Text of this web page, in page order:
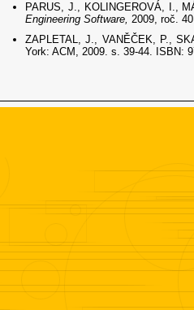
PARUS, J., KOLINGEROVÁ, I.,
Engineering Software, 2009, roč.
ZAPLETAL, J., VANĚČEK, P.,
York: ACM, 2009. s. 39-44. ISBN: